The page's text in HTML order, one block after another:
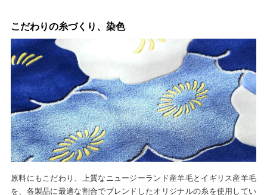
こだわりの糸づくり、染色
原料にもこだわり、上質なニュージーランド産羊毛とイギリス産羊毛
を、各製品に最適な割合でブレンドしたオリジナルの糸を使用してい